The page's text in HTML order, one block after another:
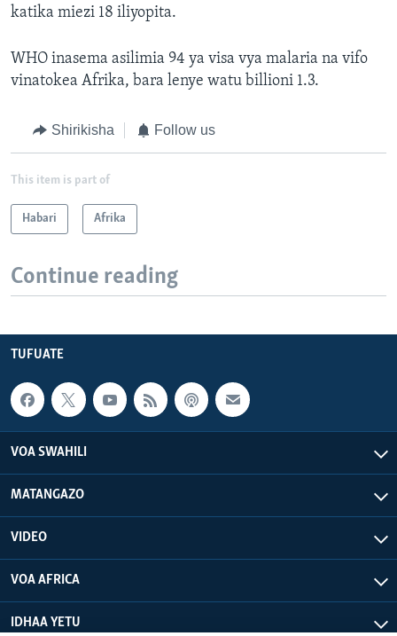
katika miezi 18 iliyopita.
WHO inasema asilimia 94 ya visa vya malaria na vifo
vinatokea Afrika, bara lenye watu billioni 1.3.
Shirikisha Follow us
This item is part of
Habari Afrika
Continue reading
TUFUATE
VOA SWAHILI
MATANGAZO
VIDEO
VOA AFRICA
IDHAA YETU